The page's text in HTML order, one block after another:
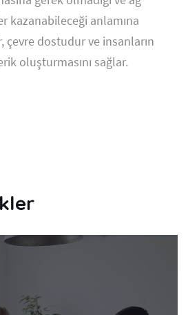
kazanabileceği anlamına
çevre dostudur ve insanların
oluşturmasını sağlar.